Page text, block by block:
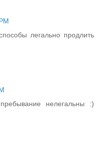
легально продлить
нелегальны :)